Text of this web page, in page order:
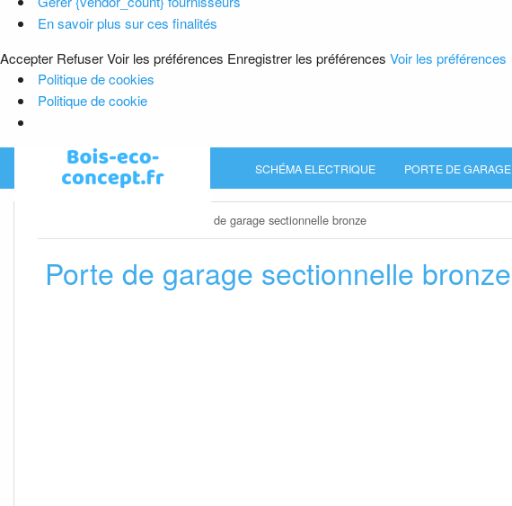
En savoir plus sur ces finalités
Accepter RefuserVoir les préférences Enregistrer les préférences Voir les préférences
Politique de cookies
Politique de cookie
SCHÉMA ELECTRIQUE PORTE DE GARAGE
Porte de garage sectionnelle bronze
Porte de garage sectionnelle bronze